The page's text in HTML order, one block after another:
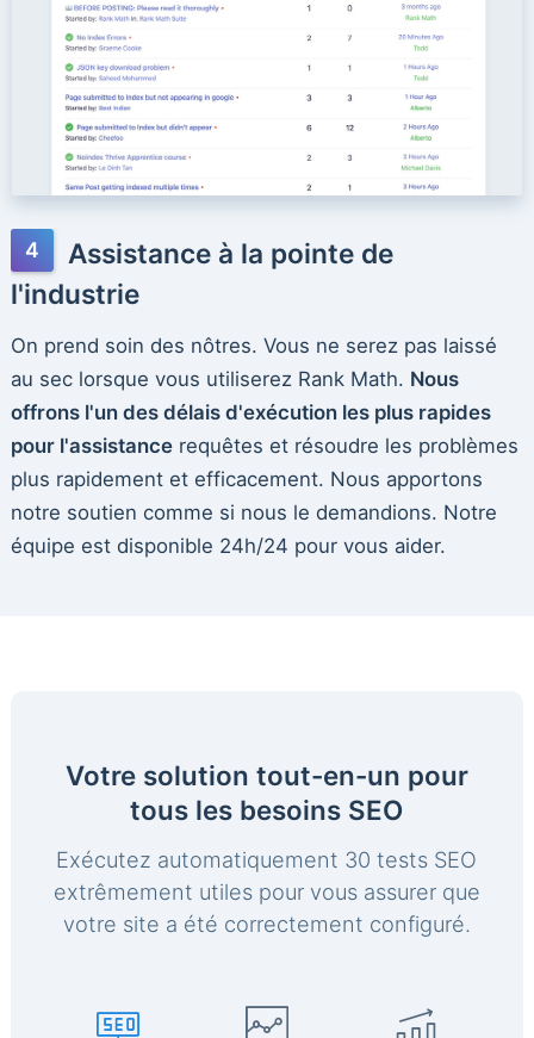
Assistance à la pointe de
l'industrie
On prend soin des nôtres. Vous ne serez pas laissé
au sec lorsque vous utiliserez Rank Math. Nous
offrons l'un des délais d'exécution les plus rapides
pour l'assistancerequêtes et résoudre les problèmes
plus rapidement et efficacement. Nous apportons
notre soutien comme si nous le demandions. Notre
équipe est disponible 24h/24 pour vous aider.
Votre solution tout-en-un pour
tous les besoins SEO
Exécutez automatiquement 30 tests SEO
extrêmement utiles pour vous assurer que
votre site a été correctement configuré.